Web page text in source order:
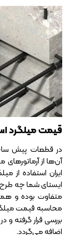
قیمت میلگرد
در قطعات پیش
آن‌ها از
ایران استفاده از
ایستای شما چه طرح
متفاوت بوده و
محاسبه قیمت
بررسی قرار گرفته
اضافه می‌گردد.